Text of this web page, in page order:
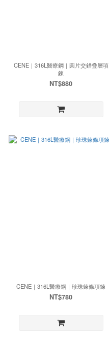
CENE｜316L醫療鋼｜圓片交錯疊層項
鍊
NT$880
CENE｜316L醫療鋼｜珍珠鍊條項鍊
NT$780